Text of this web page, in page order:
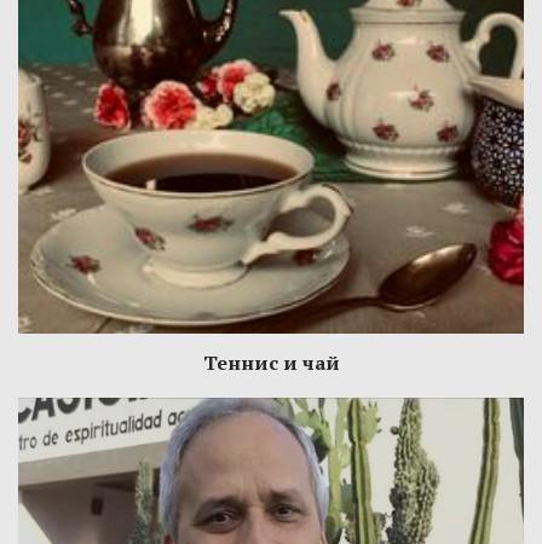
Теннис и чай